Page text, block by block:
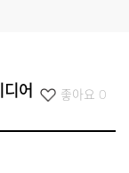
어 좋아요 0